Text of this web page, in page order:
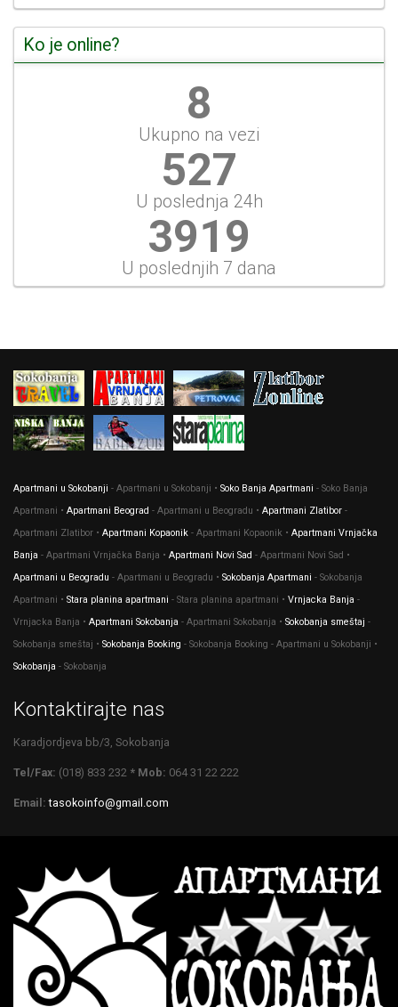
Ko je online?
8
Ukupno na vezi
527
U poslednja 24h
3919
U poslednjih 7 dana
Apartmani u Sokobanji - Apartmani u Sokobanji • Soko Banja Apartmani - Soko Banja
Apartmani • Apartmani Beograd - Apartmani u Beogradu • Apartmani Zlatibor -
Apartmani Zlatibor • Apartmani Kopaonik - Apartmani Kopaonik • Apartmani Vrnjačka
Banja - Apartmani Vrnjačka Banja • Apartmani Novi Sad - Apartmani Novi Sad •
Apartmani u Beogradu - Apartmani u Beogradu • Sokobanja Apartmani - Sokobanja
Apartmani • Stara planina apartmani - Stara planina apartmani • Vrnjacka Banja -
Vrnjacka Banja • Apartmani Sokobanja - Apartmani Sokobanja • Sokobanja smeštaj -
Sokobanja smeštaj • Sokobanja Booking - Sokobanja Booking - Apartmani u Sokobanji •
Sokobanja - Sokobanja
Kontaktirajte nas
Karadjordjeva bb/3, Sokobanja
Tel/Fax: (018) 833 232 * Mob: 064 31 22 222
Email: tasokoinfo@gmail.com